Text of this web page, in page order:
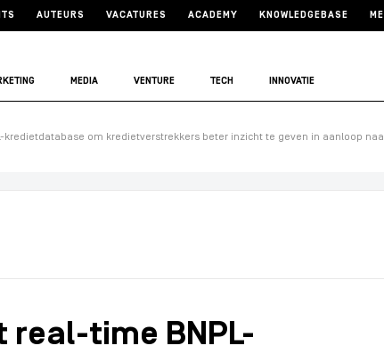
AUTEURS VACATURES ACADEMY KNOWLEDGEBASE
MEDIA VENTURE TECH INNOVATIE
kredietdatabase om kredietverstrekkers beter inzicht te geven in aanloop
time BNPL-